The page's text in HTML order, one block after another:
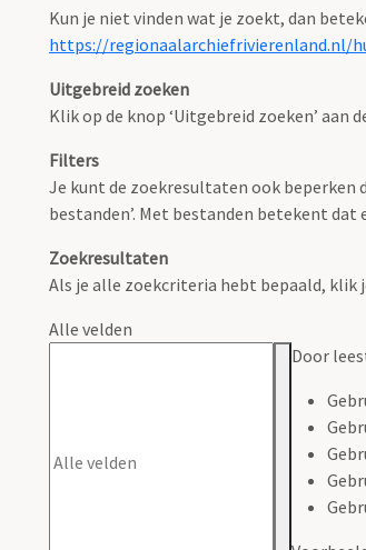
Kun je niet vinden wat je zoekt, dan
https://regionaalarchiefrivierenland.nl/
Uitgebreid zoeken
Klik op de knop ‘Uitgebreid zoeken’ aan
Filters
Je kunt de zoekresultaten ook beperken
bestanden’. Met bestanden betekent
Zoekresultaten
Als je alle zoekcriteria hebt bepaald, klik
Alle velden
Door